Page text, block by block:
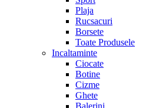
Plaja
Rucsacuri
Borsete
Toate Produsele
Incaltaminte
Ciocate
Botine
Cizme
Ghete
Balerini